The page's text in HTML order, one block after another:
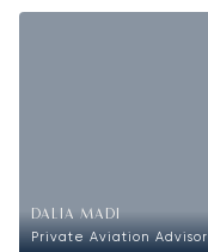
DALIA MADI
Private Aviation Advisor